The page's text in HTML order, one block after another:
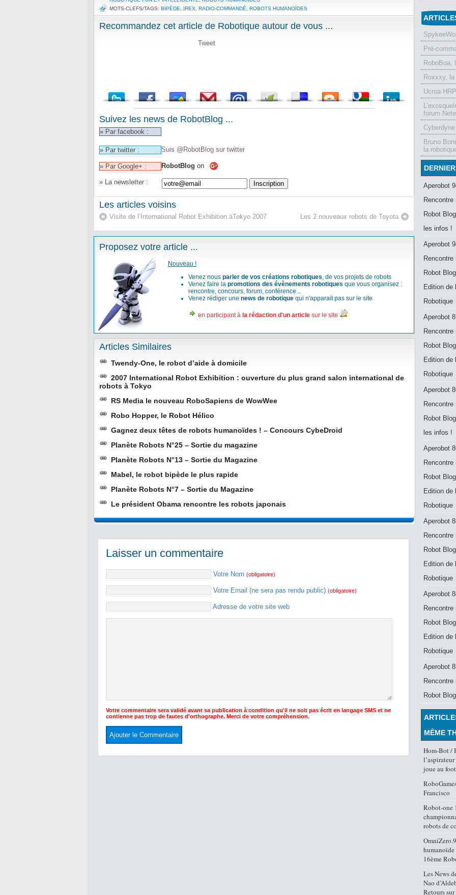
MOTS-CLEFS/TAGS: BIPÈDE IREX RADIO-COMMANDÉ ROBOTS HUMANOÏDES
Recommandez cet article de Robotique autour de vous ...
Tweet
Suivez les news de RobotBlog ...
» Par facebook :
» Par twitter : Suis @RobotBlog sur twitter
» Par Google+ : RobotBlog on
» La newsletter :
Les articles voisins
Visite de l’International Robot Exhibition àTokyo 2007 Les 2 nouveaux robots de Toyota
Proposez votre article ...
Nouveau !
Venez nous parler de vos créations robotiques, de vos projets de robots
Venez faire la promotions des évènements robotiques que vous organisez :
rencontre, concours, forum, conférence ..
Venez rédiger une news de robotique qui n'apparait pas sur le site
en participant à la rédaction d'un article sur le site
Articles Similaires
Twendy-One, le robot d’aide à domicile
2007 International Robot Exhibition : ouverture du plus grand salon international de
robots à Tokyo
RS Media le nouveau RoboSapiens de WowWee
Robo Hopper, le Robot Hélico
Gagnez deux têtes de robots humanoïdes ! – Concours CybeDroid
Planète Robots N°25 – Sortie du magazine
Planète Robots N°13 – Sortie du Magazine
Mabel, le robot bipède le plus rapide
Planète Robots N°7 – Sortie du Magazine
Le président Obama rencontre les robots japonais
Laisser un commentaire
Votre Nom (obligatoire)
Votre Email (ne sera pas rendu public) (obligatoire)
Adresse de votre site web
Votre commentaire sera validé avant sa publication à condition qu'il ne soit pas écrit en langage SMS et ne
contienne pas trop de fautes d'orthographe. Merci de votre compréhension.
Pré-
RoboBoa,
Roxxxy,
Ucroa
forum
Bruno
la
Aperobot
Rencontre
Robot Blog
les infos !
Aperobot
Rencontre
Robot Blog
Edition de
Robotique
Aperobot
Rencontre
Robot Blog
Edition de
Robotique
Aperobot
Rencontre
Robot Blog
les infos !
Aperobot
Rencontre
Robot Blog
Edition de
Robotique
Aperobot
Rencontre
Robot Blog
Edition de
Robotique
Aperobot
Rencontre
Robot Blog
Edition de
Robotique
Aperobot
Rencontre
Robot Blog
MÊME
Hom-Bot /
joue au foot
Francisco
Robot-one
robots de
16ème
Les News
Nao
Retours